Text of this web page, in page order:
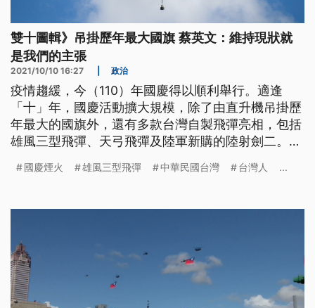
雙十圖輯》吊掛歷年最大國旗 蔡英文：維持現狀就
是我們的主張
2021/10/10 16:27 政治
疫情趨緩，今（110）年國慶得以順利舉行。適逢
「十」年，國慶活動擴大規模，除了由直升機吊掛歷
年最大的國旗外，還有多款台灣自製飛彈亮相，包括
雄風三型飛彈、天弓飛彈及陸軍新購的陸射劍二。此
連線表演。總統蔡英文以「共識化分歧，團結守台
們的主張」，會全力阻止現狀被片面改變；兩岸解決
國慶煙火 雄風三型飛彈 中華民國台灣 台灣人 ...